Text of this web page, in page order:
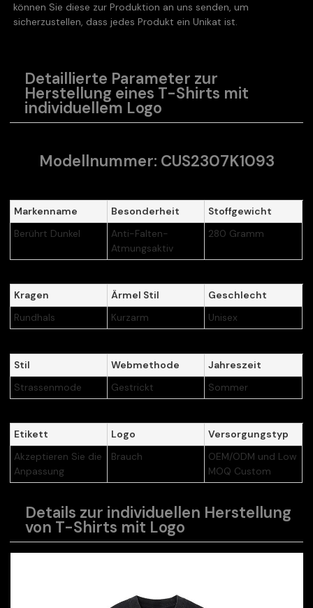
können Sie diese zur Produktion an uns senden, um
sicherzustellen, dass jedes Produkt ein Unikat ist.
Detaillierte Parameter zur
Herstellung eines T-Shirts mit
individuellem Logo
Modellnummer: CUS2307K1093
Markenname Besonderheit
Stoffgewicht
Berührt Dunkel
Anti-Falten-
Atmungsaktiv
280 Gramm
Kragen Ärmel Stil
Geschlecht
Rundhals
Kurzarm Unisex
Stil Webmethode
Jahreszeit
Strassenmode
Gestrickt Sommer
Etikett Logo
Versorgungstyp
Akzeptieren Sie die
Anpassung
Brauch
OEM/ODM und Low
MOQ Custom
Details zur individuellen Herstellung
von T-Shirts mit Logo